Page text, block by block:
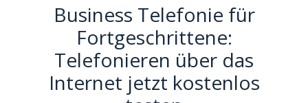
Business Telefonie für
Fortgeschrittene:
Telefonieren über das
Internet jetzt kostenlos